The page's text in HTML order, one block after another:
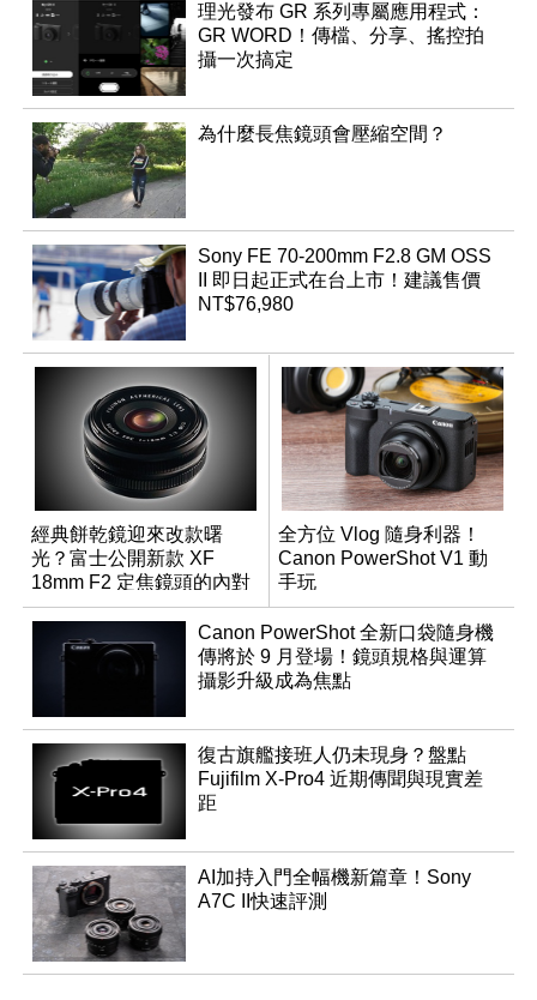
理光發布 GR 系列專屬應用程式：
GR WORD！傳檔、分享、搖控拍
攝一次搞定
為什麼長焦鏡頭會壓縮空間？
Sony FE 70-200mm F2.8 GM OSS
II 即日起正式在台上市！建議售價
NT$76,980
經典餅乾鏡迎來改款曙
光？富士公開新款 XF
18mm F2 定焦鏡頭的內對
焦專利
全方位 Vlog 隨身利器！
Canon PowerShot V1 動
手玩
Canon PowerShot 全新口袋隨身機
傳將於 9 月登場！鏡頭規格與運算
攝影升級成為焦點
復古旗艦接班人仍未現身？盤點
Fujifilm X-Pro4 近期傳聞與現實差
距
AI加持入門全幅機新篇章！Sony
A7C II快速評測